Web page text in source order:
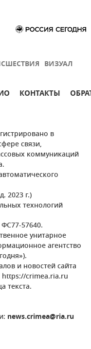
ВИЗУАЛ
КОНТАКТЫ
в
связи,
коммуникаций
2023 г.)
технологий
57640.
унитарное
агентство
и новостей сайта
crimea.ria.ru
текста.
news.crimea@ria.ru